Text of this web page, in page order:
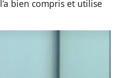
l’a bien compris et utilise